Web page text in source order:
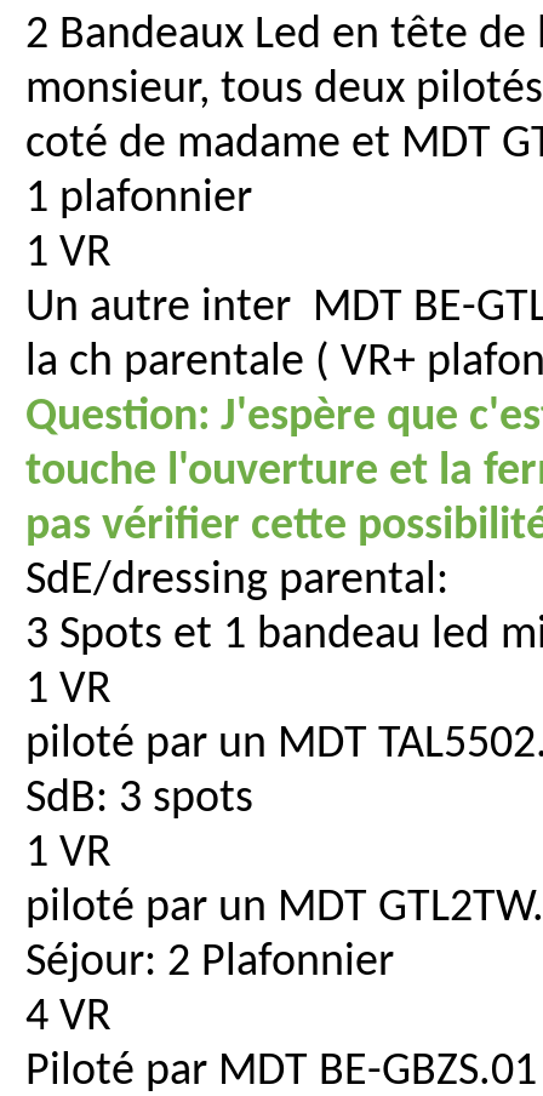
2 Bandeaux Led en tête
monsieur, tous deux
coté de madame et MDT
1 plafonnier
1 VR
Un autre inter MDT BE-
la ch parentale ( VR+
Question: J'espère que
touche l'ouverture et la
pas vérifier cette
SdE/dressing parental:
3 Spots et 1 bandeau led
1 VR
piloté par un MDT
SdB: 3 spots
1 VR
piloté par un MDT
Séjour: 2 Plafonnier
4 VR
Piloté par MDT BE-